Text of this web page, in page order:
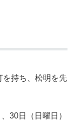
を持ち、松明を先
30日（日曜日）